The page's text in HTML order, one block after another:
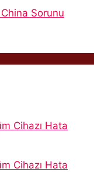
Sorunu
Cihazı Hata
Cihazı Hata